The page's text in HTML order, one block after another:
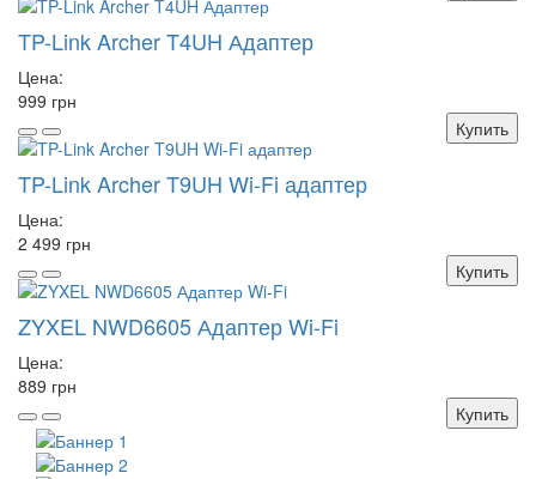
TP-Link Archer T4UH Адаптер
Цена:
999 грн
Купить
TP-Link Archer T9UH Wi-Fi адаптер
Цена:
2 499 грн
Купить
ZYXEL NWD6605 Адаптер Wi-Fi
Цена:
889 грн
Купить